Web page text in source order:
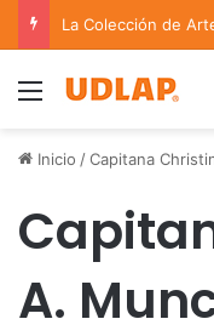
Menu
Inicio /Capitana
A.